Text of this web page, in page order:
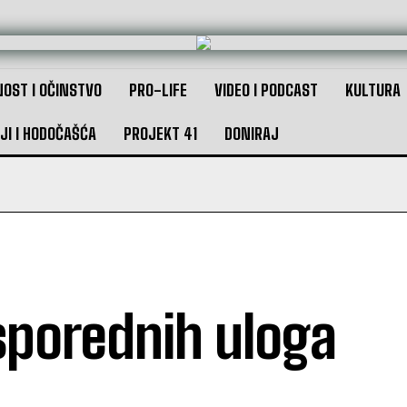
I OČINSTVO PRO-LIFE VIDEO I PODCAST KULTURA
I HODOČAŠĆA PROJEKT 41 DONIRAJ
uloga